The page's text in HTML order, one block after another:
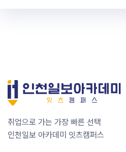
취업으로 가는 가장 빠른 선택
인천일보 아카데미 잇츠캠퍼스